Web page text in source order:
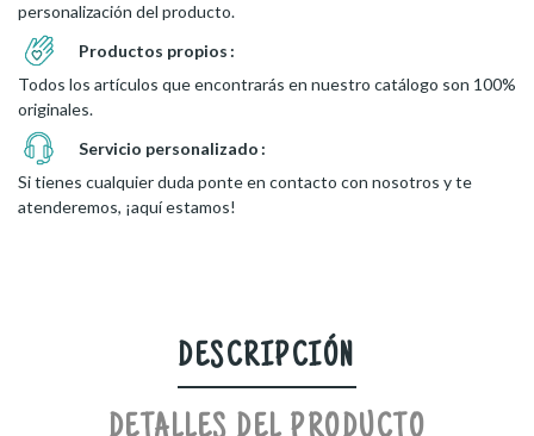
personalización del producto.
Productos propios
Todos los artículos que encontrarás en nuestro catálogo son 100%
originales.
Servicio personalizado
Si tienes cualquier duda ponte en contacto con nosotros y te
atenderemos, ¡aquí estamos!
DESCRIPCIÓN